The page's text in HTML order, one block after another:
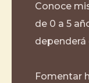
Conoce
de 0 a 5
dependerá
Fomentar